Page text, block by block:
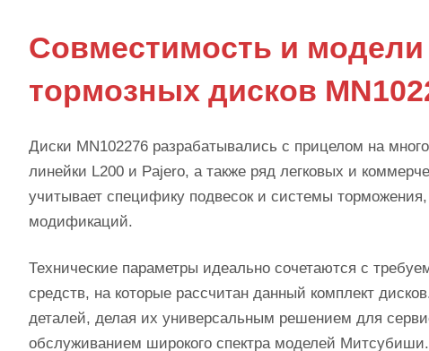
Совместимость и
тормозных дисков
Диски MN102276 разрабатывались с прицелом на
линейки L200 и Pajero, а также ряд легковых и
учитывает специфику подвесок и системы
модификаций.
Технические параметры идеально сочетаются с
средств, на которые рассчитан данный комплект
деталей, делая их универсальным решением для
обслуживанием широкого спектра моделей Митсубиши.